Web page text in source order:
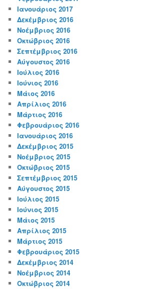
Ιανουάριος 2017
Δεκέμβριος 2016
Νοέμβριος 2016
Οκτώβριος 2016
Σεπτέμβριος 2016
Αύγουστος 2016
Ιούλιος 2016
Ιούνιος 2016
Μάιος 2016
Απρίλιος 2016
Μάρτιος 2016
Φεβρουάριος 2016
Ιανουάριος 2016
Δεκέμβριος 2015
Νοέμβριος 2015
Οκτώβριος 2015
Σεπτέμβριος 2015
Αύγουστος 2015
Ιούλιος 2015
Ιούνιος 2015
Μάιος 2015
Απρίλιος 2015
Μάρτιος 2015
Φεβρουάριος 2015
Δεκέμβριος 2014
Νοέμβριος 2014
Οκτώβριος 2014